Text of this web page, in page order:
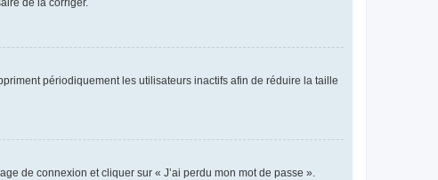
de la corriger.
périodiquement les utilisateurs inactifs afin de réduire la taille
de connexion et cliquer sur « J’ai perdu mon mot de passe ».